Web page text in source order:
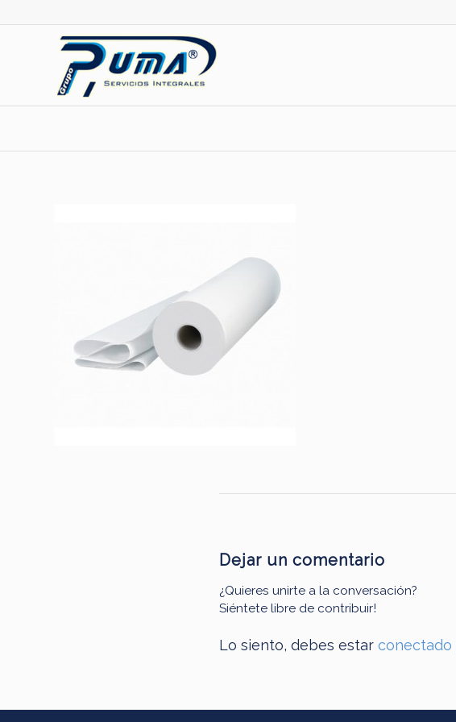
Dejar un comentario
¿Quieres unirte a la conversación?
Siéntete libre de contribuir!
Lo siento, debes estar conectado